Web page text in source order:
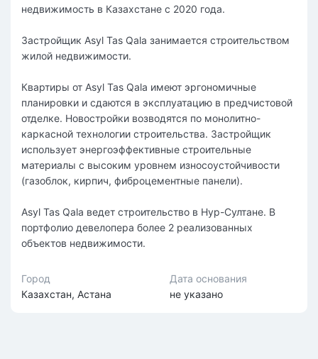
недвижимость в Казахстане с 2020 года.
Застройщик Asyl Tas Qala занимается строительством
жилой недвижимости.
Квартиры от Asyl Tas Qala имеют эргономичные
планировки и сдаются в эксплуатацию в предчистовой
отделке. Новостройки возводятся по монолитно-
каркасной технологии строительства. Застройщик
использует энергоэффективные строительные
материалы с высоким уровнем износоустойчивости
(газоблок, кирпич, фиброцементные панели).
Asyl Tas Qala ведет строительство в Нур-Султане. В
портфолио девелопера более 2 реализованных
объектов недвижимости.
Город
Казахстан, Астана
Дата основания
не указано